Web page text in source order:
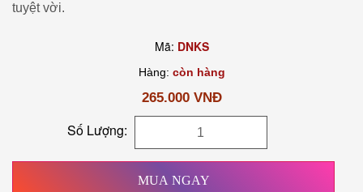
tuyệt vời.
Mã: DNKS
Hàng: còn hàng
265.000 VNĐ
Số Lượng:
MUA NGAY